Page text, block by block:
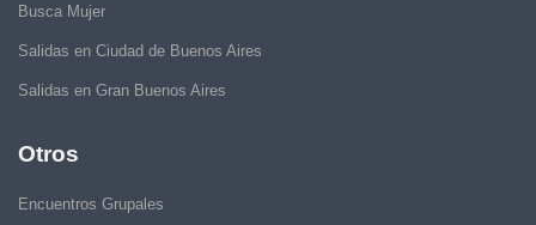
Busca Mujer
Salidas en Ciudad de Buenos Aires
Salidas en Gran Buenos Aires
Otros
Encuentros Grupales